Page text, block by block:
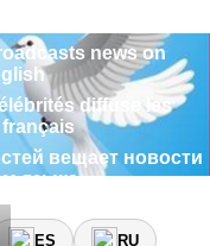
播报新闻
news on
diffuse les
вещает новости
языке
ES RU